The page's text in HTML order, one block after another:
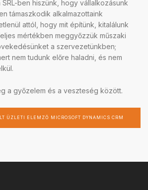
SRL-ben hiszünk, hogy vállalkozásunk
támaszkodik alkalmazottaink
attól, hogy mit építünk, kitalálunk
mértékben meggyőzzük műszaki
a szervezetünkben;
nem tudunk előre haladni, és nem
a győzelem és a veszteség között.
ÜZLETI ELEMZŐ MICROSOFT DYNAMICS CRM